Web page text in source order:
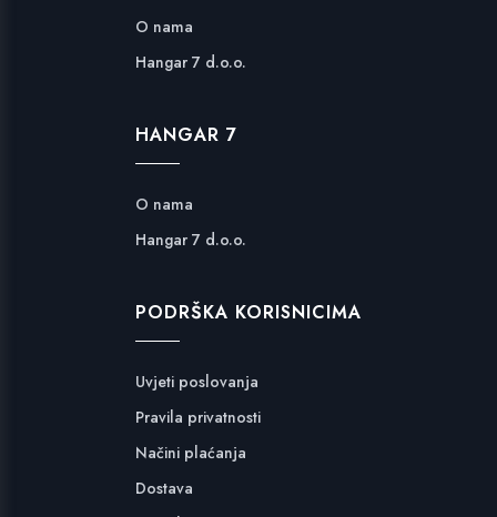
O nama
Hangar 7 d.o.o.
HANGAR 7
O nama
Hangar 7 d.o.o.
PODRŠKA KORISNICIMA
Uvjeti poslovanja
Pravila privatnosti
Načini plaćanja
Dostava